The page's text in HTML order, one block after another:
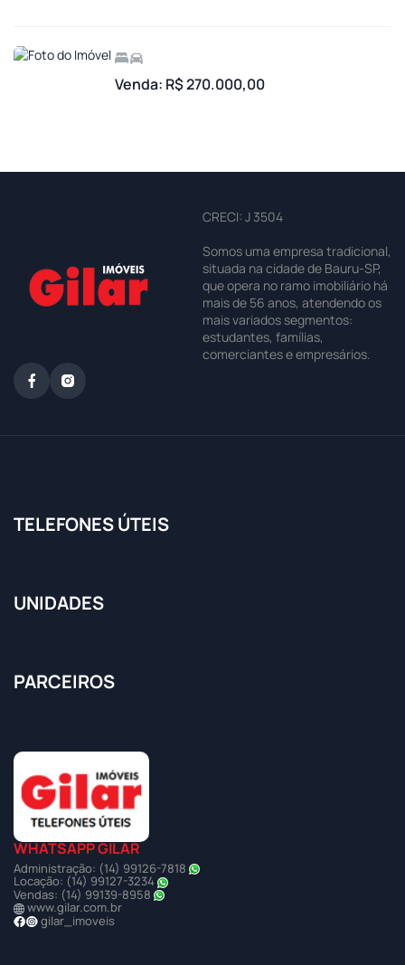
Venda: R$ 270.000,00
CRECI: J 3504
Somos uma empresa tradicional,
situada na cidade de Bauru-SP,
que opera no ramo imobiliário há
mais de 56 anos, atendendo os
mais variados segmentos:
estudantes, famílias,
comerciantes e empresários.
TELEFONES ÚTEIS
UNIDADES
PARCEIROS
WHATSAPP GILAR
Administração: (14) 99126-7818
Locação: (14) 99127-3234
Vendas: (14) 99139-8958
www.gilar.com.br
gilar_imoveis